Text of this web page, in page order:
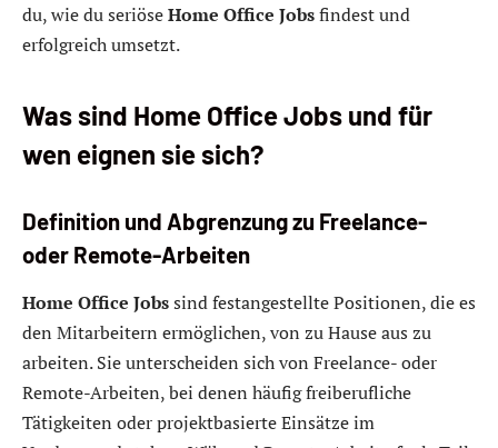
du, wie du seriöseHome Office Jobsfindest und
erfolgreich umsetzt.
Was sind Home Office Jobs und für
wen eignen sie sich?
Definition und Abgrenzung zu Freelance-
oder Remote-Arbeiten
Home Office Jobssind festangestellte Positionen, die es
den Mitarbeitern ermöglichen, von zu Hause aus zu
arbeiten. Sie unterscheiden sich von Freelance- oder
Remote-Arbeiten, bei denen häufig freiberufliche
Tätigkeiten oder projektbasierte Einsätze im